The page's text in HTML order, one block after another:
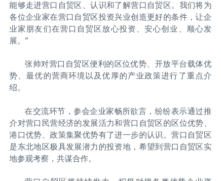
能够走进营口自贸区、认识和了解营口自贸区。我们将为
各位企业家在营口自贸区投资兴业创造更好的条件，让企
业家朋友们在营口自贸区放心投资、安心创业、顺心发
展。”
张帅对营口自贸区便利的区位优势、开放平台载体优
势、最优的营商环境以及优厚的产业政策进行了重点介
绍。
在交流环节，参会企业家畅所欲言，纷纷表示通过推
介对营口民营经济的发展活力和营口自贸区的区位优势、
港口优势、政策集聚优势有了进一步的认识。营口自贸区
是东北地区极具发展潜力的投资地，希望到营口自贸区实
地参观考察，共谋合作。